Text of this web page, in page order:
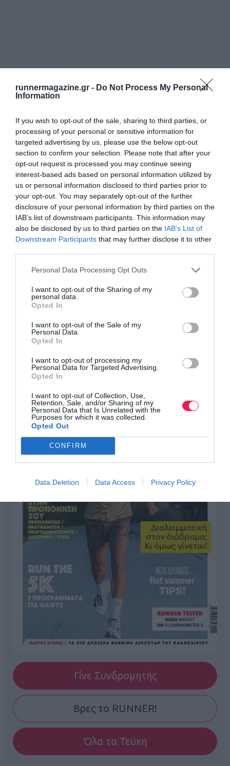
runnermagazine.gr - Do Not Process My Personal
Information
If you wish to opt-out of the sale, sharing to third parties, or
processing of your personal or sensitive information for
targeted advertising by us, please use the below opt-out
section to confirm your selection. Please note that after your
opt-out request is processed you may continue seeing
interest-based ads based on personal information utilized by
us or personal information disclosed to third parties prior to
your opt-out. You may separately opt-out of the further
disclosure of your personal information by third parties on the
IAB’s list of downstream participants. This information may
also be disclosed by us to third parties on the IAB’s List of
Downstream Participants that may further disclose it to other
Personal Data Processing Opt Outs
I want to opt-out of the Sharing of my
personal data.
Opted In
I want to opt-out of the Sale of my
Personal Data.
Opted In
I want to opt-out of processing my
Personal Data for Targeted Advertising.
Opted In
I want to opt-out of Collection, Use,
Retention, Sale, and/or Sharing of my
Personal Data that Is Unrelated with the
Purposes for which it was collected.
Opted Out
CONFIRM
Data Deletion Data Access Privacy Policy
Γίνε Συνδρομητής
Βρες το RUNNER!
Όλα τα Τεύχη